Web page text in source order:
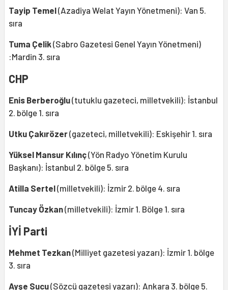
Tayip Temel(Azadiya Welat Yayın Yönetmeni): Van 5.
sıra
Tuma Çelik(Sabro Gazetesi Genel Yayın Yönetmeni)
:Mardin 3. sıra
CHP
Enis Berberoğlu(tutuklu gazeteci, milletvekili): İstanbul
2. bölge 1. sıra
Utku Çakırözer(gazeteci, milletvekili): Eskişehir 1. sıra
Yüksel Mansur Kılınç(Yön Radyo Yönetim Kurulu
Başkanı): İstanbul 2. bölge 5. sıra
Atilla Sertel(milletvekili): İzmir 2. bölge 4. sıra
Tuncay Özkan(milletvekili): İzmir 1. Bölge 1. sıra
İYİ Parti
Mehmet Tezkan(Milliyet gazetesi yazarı): İzmir 1. bölge
3. sıra
Ayşe Sucu(Sözcü gazetesi yazarı): Ankara 3. bölge 5.